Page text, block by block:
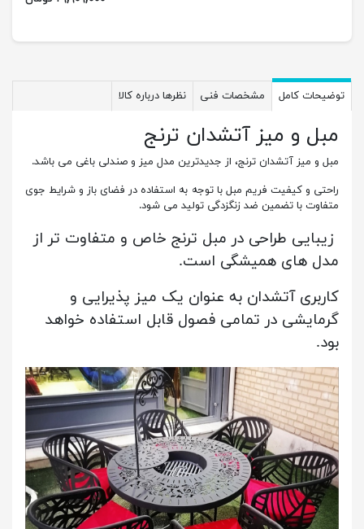
توضیحات کامل مشخصات فنی نظرها درباره کالا
مبل و میز آتشدان ترنج
مبل و میز آتشدان ترنج، از جدیدترین مدل میز و صندلی باغی می باشد.
راحتی و کیفیت فریم مبل با توجه به استفاده در فضای باز و شرایط جوی
متفاوت با تضمین ضد زنگزدگی تولید می شود.
زیبایی طراحی در مبل ترنج خاص و متفاوت تر از
مدل های همیشگی است.
کاربری آتشدان به عنوان یک میز پذیرایی و
گرمایشی در تمامی فصول قابل استفاده خواهد
بود.